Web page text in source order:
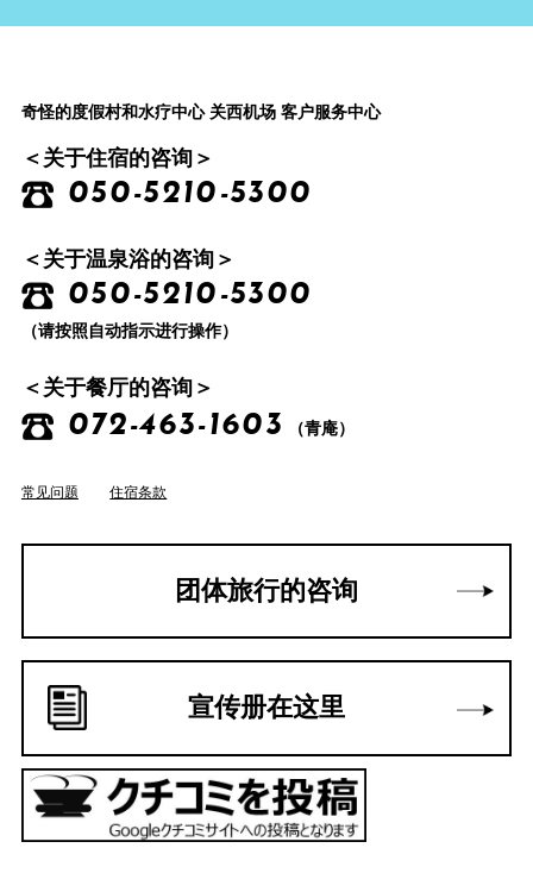
奇怪的度假村和水疗中心 关西机场 客户服务中心
＜关于住宿的咨询＞
050-5210-5300
＜关于温泉浴的咨询＞
050-5210-5300
（请按照自动指示进行操作）
＜关于餐厅的咨询＞
072-463-1603 （青庵）
常见问题 住宿条款
团体旅行的咨询
宣传册在这里